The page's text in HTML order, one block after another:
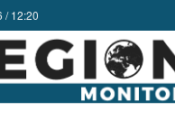
/ 12:20